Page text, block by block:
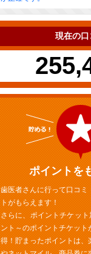
現在の口
ポイントを
歯医者さんに行って口コミ
トがもらえます！
さらに、ポイントチケッ
ント～のポイントチケット
得！貯まったポイントは、